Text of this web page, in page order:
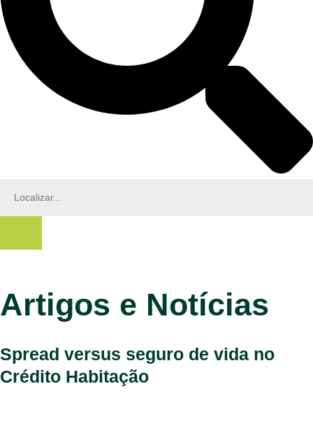
Artigos e Notícias
Spread versus seguro de vida no
Crédito Habitação